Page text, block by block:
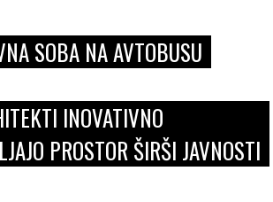
SOBA NA AVTOBUSU
INOVATIVNO
PROSTOR ŠIRŠI JAVNOSTI